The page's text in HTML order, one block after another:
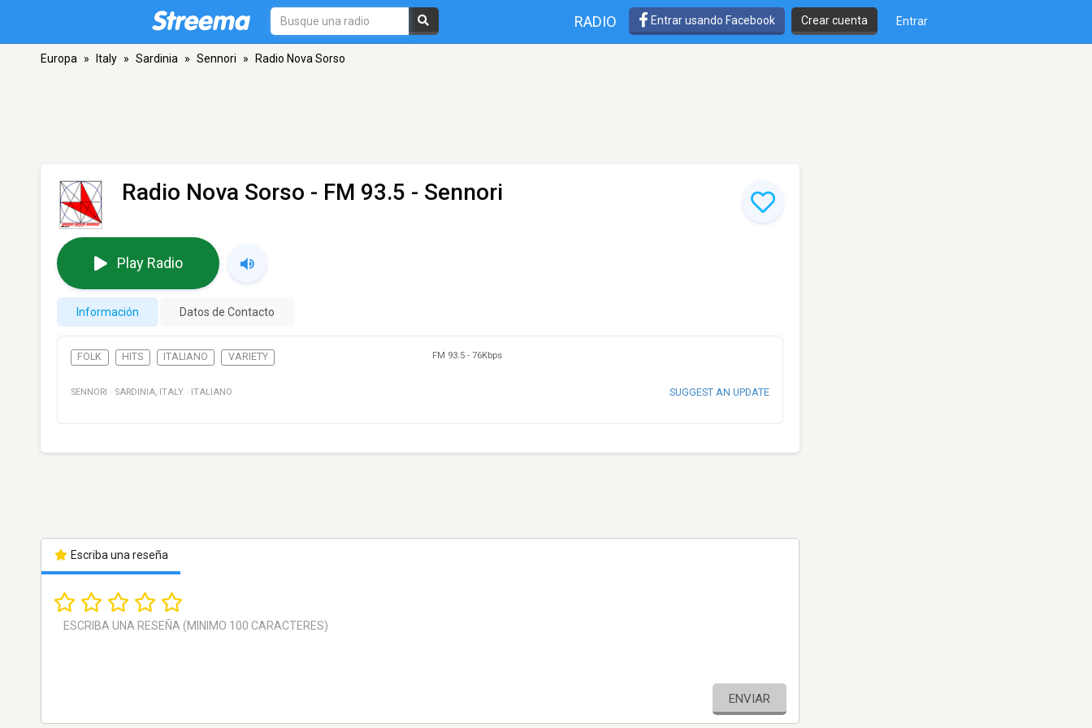
RADIO Entrar usando Facebook Crear cuenta Entrar
Europa » Italy » Sardinia » Sennori » Radio Nova Sorso
Radio Nova Sorso - FM 93.5 - Sennori
Play Radio
Información Datos de Contacto
FOLK HITS ITALIANO VARIETY FM 93.5 - 76Kbps
SENNORI · SARDINIA, ITALY · ITALIANO SUGGEST AN UPDATE
Escriba una reseña
ENVIAR